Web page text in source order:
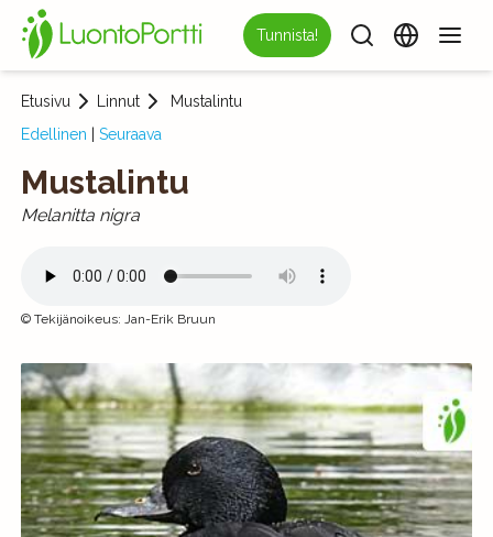
Tunnista!
Etusivu Linnut
Mustalintu
Edellinen
Seuraava
Mustalintu
Melanitta nigra
© Tekijänoikeus: Jan-Erik Bruun